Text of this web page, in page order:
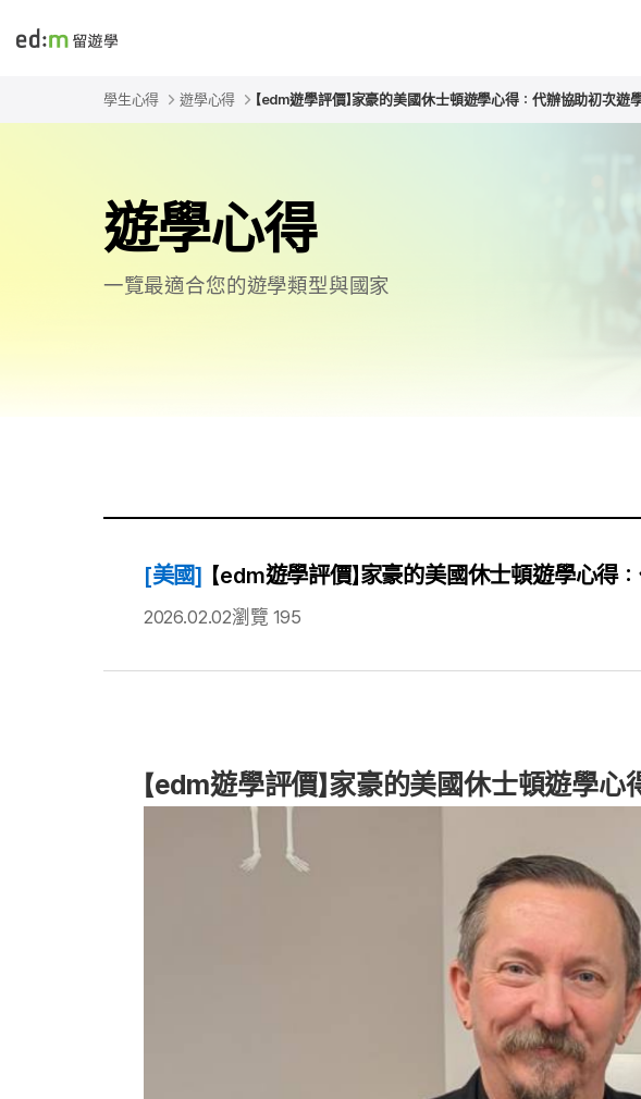
學生心得 遊學心得 【edm遊學評價】家豪的美國休士頓遊學心得：代辦協助初次遊
遊學心得
一覽最適合您的遊學類型與國家
[美國] 【edm遊學評價】家豪的美國休士頓遊學心
2026.02.02瀏覽 195
【edm遊學評價】家豪的美國休士頓遊學